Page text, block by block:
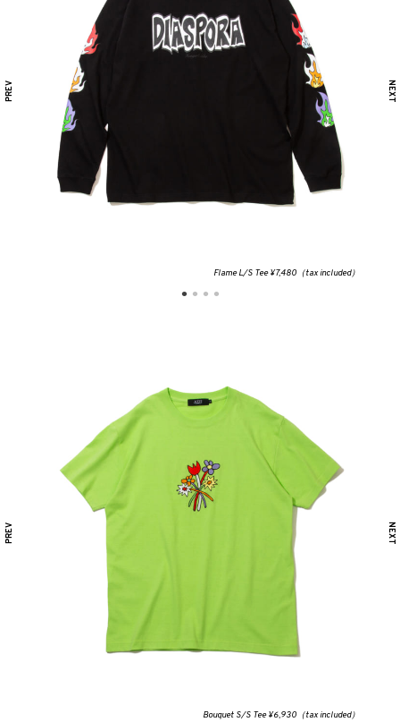
Flame L/S Tee ¥7,480（tax included）
Bouquet S/S Tee ¥6,930（tax included）